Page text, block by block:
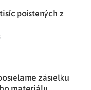
poistených z
zásielku